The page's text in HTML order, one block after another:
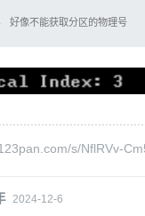
好像不能获取分区的物理号
s/NflRVv-
2024-12-6